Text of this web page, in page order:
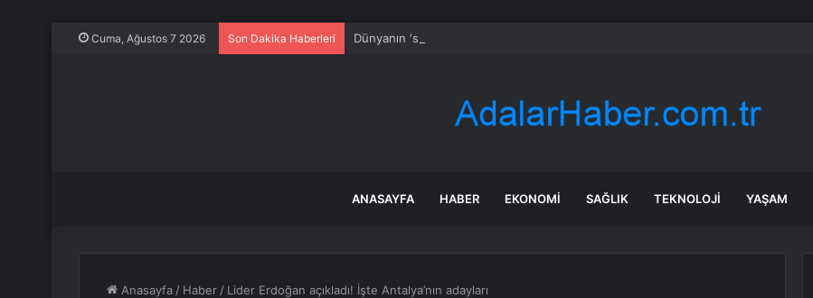
Cuma, Ağustos 7 2026 Son Dakika Haberleri Dünyanın ‘sahipsiz’ tek dev kara parçası
ANASAYFA HABER EKONOMI SAĞLIK TEKNOLOJI YAŞAM
Anasayfa / Haber / Lider Erdoğan açıkladı! İşte Antalya’nın adayları